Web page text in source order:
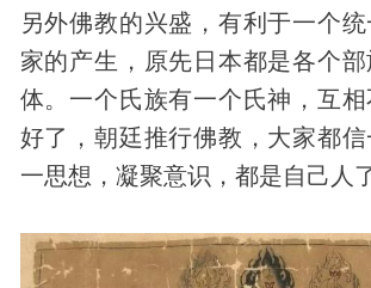
另外佛教的兴盛，有利于一个
家的产生，原先日本都是各个
体。一个氏族有一个氏神，互
好了，朝廷推行佛教，大家都
一思想，凝聚意识，都是自己人了